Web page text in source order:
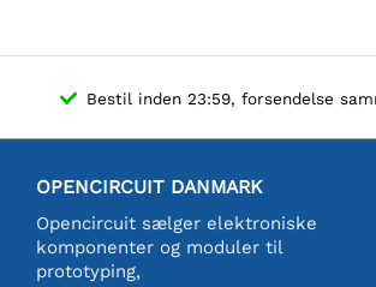
Bestil inden 23:59, forsendelse
OPENCIRCUIT DANMARK
Opencircuit sælger elektroniske
komponenter og moduler til
prototyping,